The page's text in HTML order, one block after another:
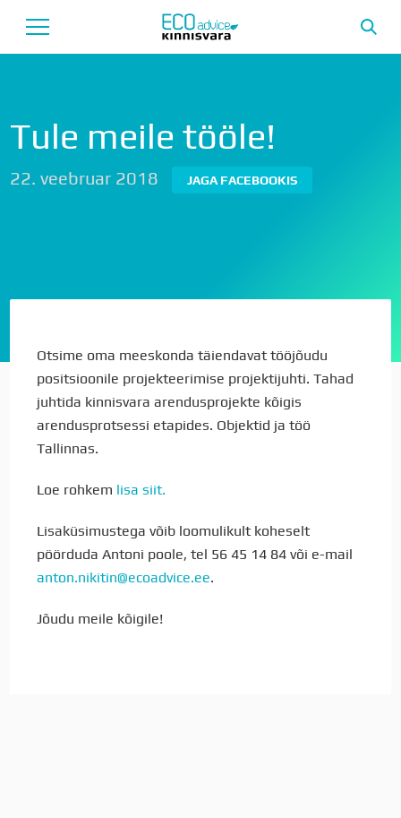
Uusarendused
Tutvustus
Tule meile tööle!
22. veebruar 2018 JAGA FACEBOOKIS
Otsime oma meeskonda täiendavat tööjõudu
positsioonile projekteerimise projektijuhti. Tahad
juhtida kinnisvara arendusprojekte kõigis
arendusprotsessi etapides. Objektid ja töö
Tallinnas.
Loe rohkem lisa siit.
Lisaküsimustega võib loomulikult koheselt
pöörduda Antoni poole, tel 56 45 14 84 või e-mail
anton.nikitin@ecoadvice.ee.
Jõudu meile kõigile!